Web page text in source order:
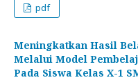
pdf
Meningkatkan Hasil
Melalui Model
Pada Siswa Kelas X-1